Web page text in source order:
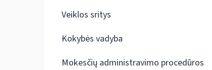
Veiklos sritys
Kokybės vadyba
Mokesčių administravimo procedūros